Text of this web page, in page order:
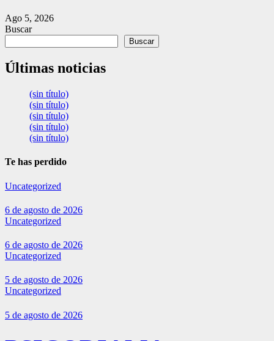
Ago 5, 2026
Buscar
Buscar
Últimas noticias
(sin título)
(sin título)
(sin título)
(sin título)
(sin título)
Te has perdido
Uncategorized
6 de agosto de 2026
Uncategorized
6 de agosto de 2026
Uncategorized
5 de agosto de 2026
Uncategorized
5 de agosto de 2026